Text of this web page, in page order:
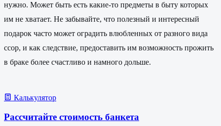
нужно. Может быть есть какие-то предметы в быту которых
им не хватает. Не забывайте, что полезный и интересный
подарок часто может оградить влюбленных от разного вида
ссор, и как следствие, предоставить им возможность прожить
в браке более счастливо и намного дольше.
Калькулятор
Рассчитайте стоимость банкета